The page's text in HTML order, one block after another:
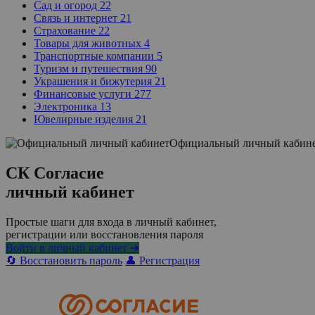
Сад и огород 22
Связь и интернет 21
Страхование 22
Товары для животных 4
Транспортные компании 5
Туризм и путешествия 90
Украшения и бижутерия 21
Финансовые услуги 277
Электроника 13
Ювелирные изделия 21
Официальный личный
СК Согласие
личный кабинет
Простые шаги для входа в личный кабинет,
регистрации или восстановления пароля
Войти в личный кабинет ➜
🔄 Восстановить пароль 👤 Регистрация